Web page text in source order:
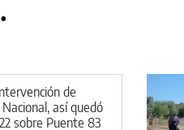
de
así quedó
sobre Puente 83